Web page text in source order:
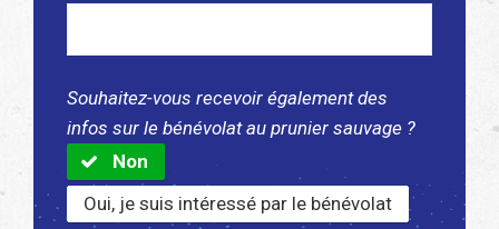
Souhaitez-vous recevoir également des
infos sur le bénévolat au prunier sauvage ?
Non
Oui, je suis intéressé par le bénévolat